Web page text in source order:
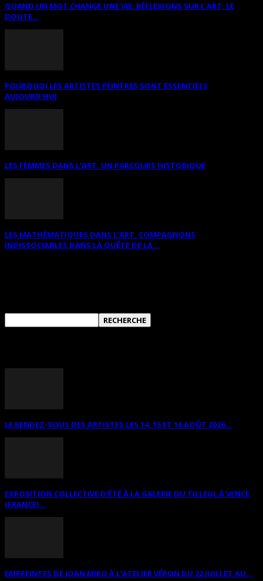
QUAND UN MOT CHANGE UNE VIE: RÉFLEXIONS SUR L’ART, LE
DOUTE...
POURQUOI LES ARTISTES PEINTRES SONT ESSENTIELS
AUJOURD’HUI
LES FEMMES DANS L’ART. UN PARCOURS HISTORIQUE
LES MATHÉMATIQUES DANS L’ART. COMPAGNONS
INDISSOCIABLES DANS LA QUÊTE DE LA...
LE RENDEZ-VOUS DES ARTISTES LES 14, 15 ET 16 AOÛT 2026...
EXPOSITION COLLECTIVE D’ÉTÉ À LA GALERIE DU TILLEUL À VENCE
(FRANCE)...
EMPREINTES DE JOAN MIRO À L’ATELIER VÉRON DU 22 JUILLET AU...